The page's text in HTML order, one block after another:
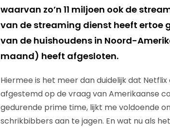
waarvan zo’n 11 miljoen ook de
van de streaming dienst heeft ertoe
van de huishoudens in Noord-
maand) heeft afgesloten.
Hiermee is het meer dan duidelijk dat
afgestemd op de vraag van Amerikaanse
gedurende prime time, lijkt me voldoende
schrikbibbers aan te jagen. En wat nu als